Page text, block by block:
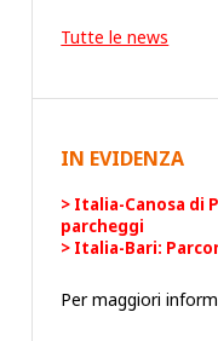
Tutte le news
IN EVIDENZA
Italia-Canosa di
parcheggi
Italia-Bari:
Per maggiori